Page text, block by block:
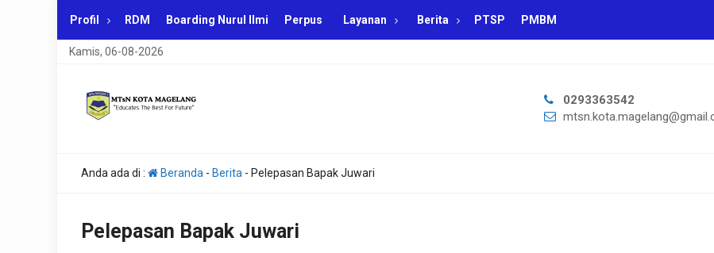
Profil RDM Boarding Nurul Ilmi Perpus Layanan Berita PTSP PMBM
Kamis, 06-08-2026
0293363542
Anda ada di : Beranda - Berita - Pelepasan Bapak Juwari
Pelepasan Bapak Juwari